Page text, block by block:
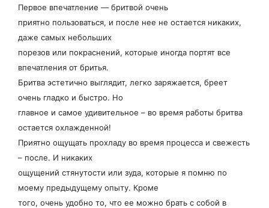
Первое впечатление — бритвой очень
приятно пользоваться, и после нее не остается никаких,
даже самых небольших
порезов или покраснений, которые иногда портят все
впечатления от бритья.
Бритва эстетично выглядит, легко заряжается, бреет
очень гладко и быстро. Но
главное и самое удивительное – во время работы бритва
остается охлажденной!
Приятно ощущать прохладу во время процесса и свежесть
– после. И никаких
ощущений стянутости или зуда, которые я помню по
моему предыдущему опыту. Кроме
того, очень удобно то, что ее можно брать с собой в